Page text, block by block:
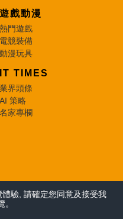
遊戲動漫
熱門遊戲
電競裝備
動漫玩具
IT TIMES
業界頭條
AI 策略
名家專欄
驗, 請確定您同意及接受我